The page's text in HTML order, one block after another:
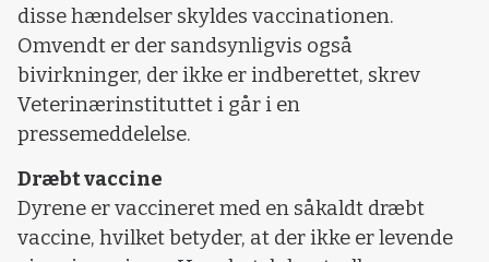
disse hændelser skyldes vaccinationen.
Omvendt er der sandsynligvis også
bivirkninger, der ikke er indberettet, skrev
Veterinærinstituttet i går i en
pressemeddelelse.
Dræbt vaccine
Dyrene er vaccineret med en såkaldt dræbt
vaccine, hvilket betyder, at der ikke er levende